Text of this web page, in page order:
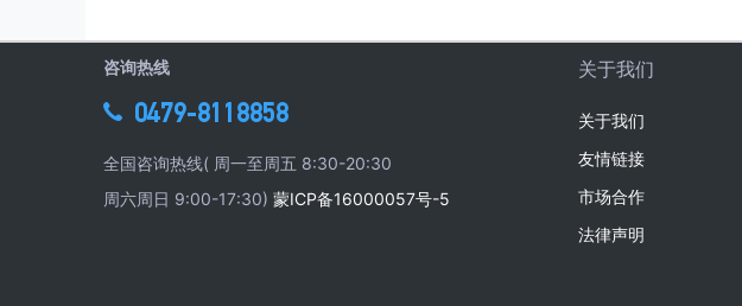
咨询热线
0479-8118858
全国咨询热线( 周一至周五 8:30-20:30
周六周日 9:00-17:30) 蒙ICP备16000057号-5
关于我们
关于我们
友情链接
市场合作
法律声明